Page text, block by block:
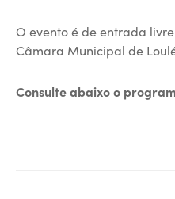
O evento é de entrada
Câmara Municipal de
Consulte abaixo o